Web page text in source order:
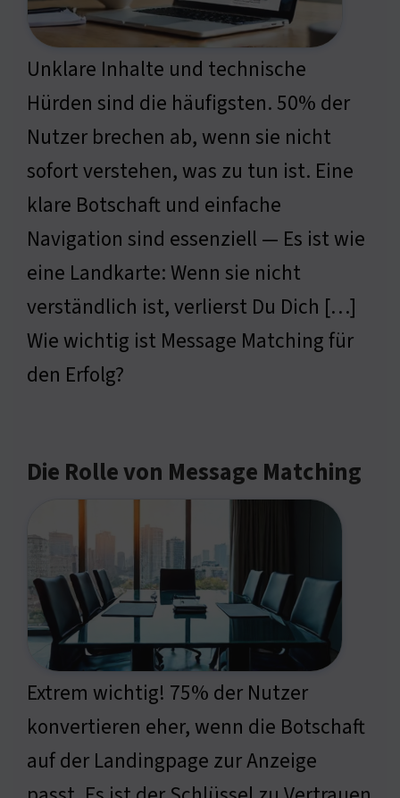
Unklare Inhalte und technische
Hürden sind die häufigsten. 50% der
Nutzer brechen ab, wenn sie nicht
sofort verstehen, was zu tun ist. Eine
klare Botschaft und einfache
Navigation sind essenziell — Es ist wie
eine Landkarte: Wenn sie nicht
verständlich ist, verlierst Du Dich […]
Wie wichtig ist Message Matching für
den Erfolg?
Die Rolle von Message Matching
Extrem wichtig! 75% der Nutzer
konvertieren eher, wenn die Botschaft
auf der Landingpage zur Anzeige